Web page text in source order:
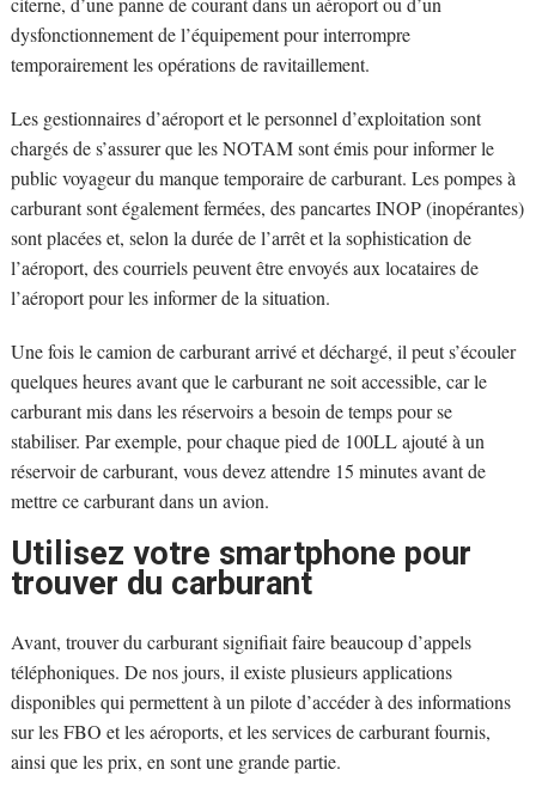
dysfonctionnement de l’équipement pour interrompre
temporairement les opérations de ravitaillement.
Les gestionnaires d’aéroport et le personnel d’exploitation sont
chargés de s’assurer que les NOTAM sont émis pour informer le
public voyageur du manque temporaire de carburant. Les pompes à
carburant sont également fermées, des pancartes INOP (inopérantes)
sont placées et, selon la durée de l’arrêt et la sophistication de
l’aéroport, des courriels peuvent être envoyés aux locataires de
l’aéroport pour les informer de la situation.
Une fois le camion de carburant arrivé et déchargé, il peut s’écouler
quelques heures avant que le carburant ne soit accessible, car le
carburant mis dans les réservoirs a besoin de temps pour se
stabiliser. Par exemple, pour chaque pied de 100LL ajouté à un
réservoir de carburant, vous devez attendre 15 minutes avant de
mettre ce carburant dans un avion.
Utilisez votre smartphone pour
trouver du carburant
Avant, trouver du carburant signifiait faire beaucoup d’appels
téléphoniques. De nos jours, il existe plusieurs applications
disponibles qui permettent à un pilote d’accéder à des informations
sur les FBO et les aéroports, et les services de carburant fournis,
ainsi que les prix, en sont une grande partie.